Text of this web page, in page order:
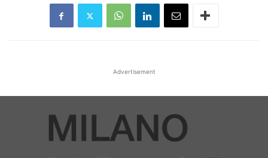
Advertisement